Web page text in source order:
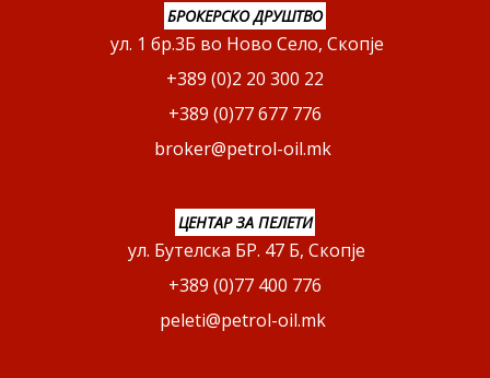
БРОКЕРСКО ДРУШТВО
ул. 1 бр.3Б во Ново Село, Скопје
+389 (0)2 20 300 22
+389 (0)77 677 776
broker@petrol-oil.mk
ЦЕНТАР ЗА ПЕЛЕТИ
ул. Бутелска БР. 47 Б, Скопје
+389 (0)77 400 776
peleti@petrol-oil.mk